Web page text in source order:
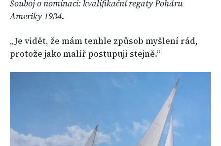
Souboj o nominaci: kvalifikační regaty Poháru
Ameriky 1934.
„Je vidět, že mám tenhle způsob myšlení rád,
protože jako malíř postupuji stejně.“